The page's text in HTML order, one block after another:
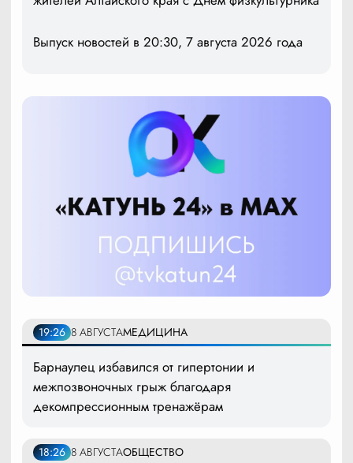
Выпуск новостей в 20:30, 7 августа 2026 года
19:26 8 АВГУСТАМЕДИЦИНА
Барнаулец избавился от гипертонии и
межпозвоночных грыж благодаря
декомпрессионным тренажёрам
18:26 8 АВГУСТАОБЩЕСТВО